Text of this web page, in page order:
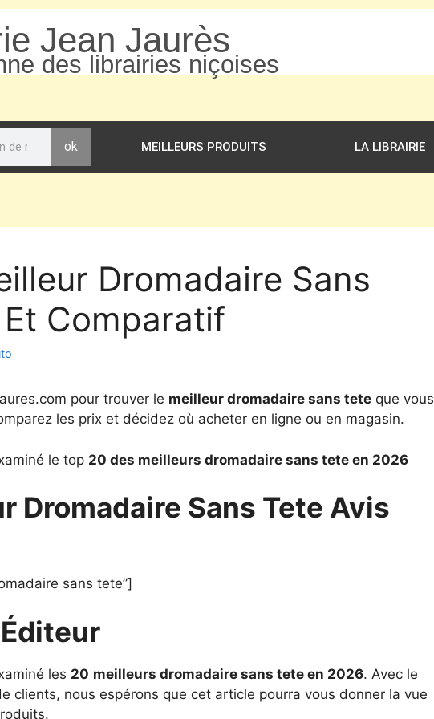
Jean Jaurès
des librairies niçoises
ok MEILLEURS PRODUITS LA LIBRAIRIE
Dromadaire Sans
Comparatif
pour trouver le meilleur dromadaire sans tete que vous
les prix et décidez où acheter en ligne ou en magasin.
le top 20 des meilleurs dromadaire sans tete en 2026
Dromadaire Sans Tete Avis
sans tete”]
les 20 meilleurs dromadaire sans tete en 2026. Avec le
clients, nous espérons que cet article pourra vous donner la vue